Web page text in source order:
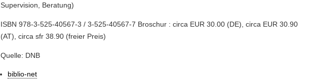
Supervision, Beratung)
ISBN 978-3-525-40567-3 / 3-525-40567-7 Broschur : circa EUR 30.00 (DE), circa EUR 30.90
(AT), circa sfr 38.90 (freier Preis)
Quelle: DNB
biblio-net